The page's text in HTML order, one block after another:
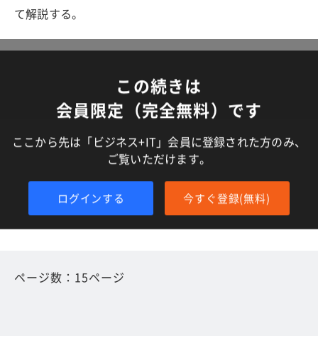
て解説する。
この続きは
会員限定（完全無料）です
ここから先は「ビジネス+IT」会員に登録された方のみ、
ご覧いただけます。
ログインする 今すぐ登録(無料)
ページ数：15ページ